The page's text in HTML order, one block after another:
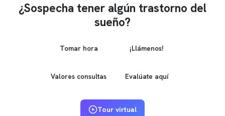
¿Sospecha tener algún trastorno del
sueño?
Tomar hora ¡Llámenos!
Valores consultas Evalúate aquí
Tour virtual